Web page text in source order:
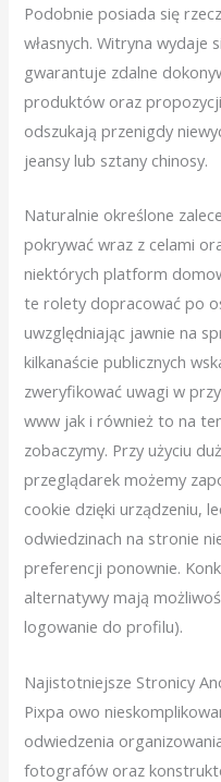
Podobnie posiada się
własnych. Witryna wydaje
gwarantuje zdalne
produktów oraz
odszukają przenigdy
jeansy lub sztany chinosy.
Naturalnie określone
pokrywać wraz z celami
niektórych platform
te rolety dopracować po
uwzględniając jawnie na
kilkanaście publicznych
zweryfikować uwagi w
www jak i również to na
zobaczymy. Przy użyciu
przeglądarek możemy
cookie dzięki urządzeniu,
odwiedzinach na stronie
preferencji ponownie.
alternatywy mają
logowanie do profilu).
Najistotniejsze Stronicy
Pixpa owo
odwiedzenia
fotografów oraz